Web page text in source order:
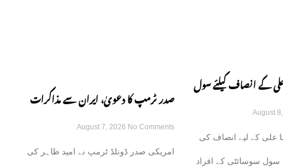
کے انصاف کیلئے سول
August
علی کے لیے انصاف کی
سول سوسائٹی کے افراد
صدر ٹرمپ کا دعویٰ، ایران سے مذاکرات
کامیاب ہوں گے، آبنائے ہرمز جلد کھل جائے
August 7, 2026 No Comments
امریکی صدر ڈونلڈ ٹرمپ نے امید ظاہر کی